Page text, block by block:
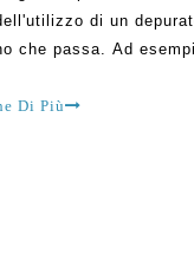
di un
che passa. Ad
Di Più